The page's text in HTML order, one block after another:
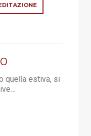
quella estiva, si